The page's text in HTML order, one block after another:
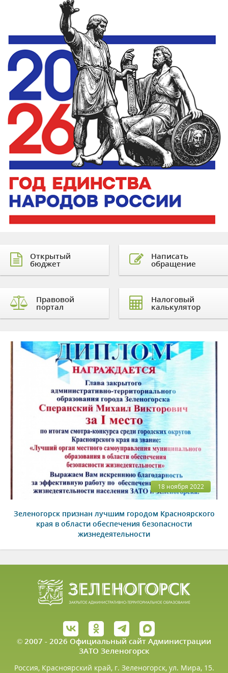
Открытый
бюджет
Правовой
портал
Написать
обращение
Налоговый
калькулятор
18 ноября 2022
Зеленогорск признан лучшим городом Красноярского
края в области обеспечения безопасности
жизнедеятельности
© 2007 - 2026 Официальный сайт Администрации
ЗАТО Зеленогорск
Россия, Красноярский край, г. Зеленогорск, ул. Мира, 15.